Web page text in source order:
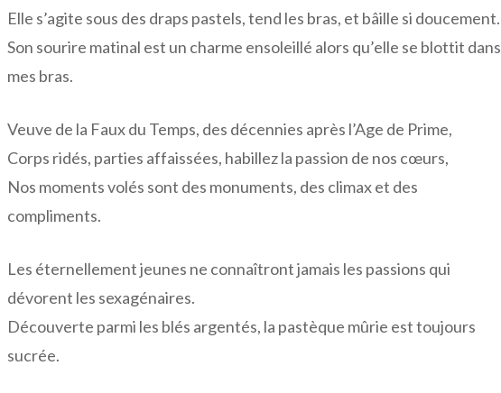
Elle s’agite sous des draps pastels, tend les bras, et bâille si doucement.
Son sourire matinal est un charme ensoleillé alors qu’elle se blottit dans
mes bras.
Veuve de la Faux du Temps, des décennies après l’Age de Prime,
Corps ridés, parties affaissées, habillez la passion de nos cœurs,
Nos moments volés sont des monuments, des climax et des
compliments.
Les éternellement jeunes ne connaîtront jamais les passions qui
dévorent les sexagénaires.
Découverte parmi les blés argentés, la pastèque mûrie est toujours
sucrée.